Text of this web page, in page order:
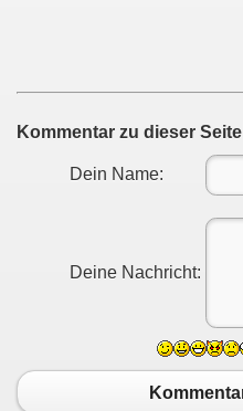
Kommentar zu dieser
Dein Name:
Deine Nachricht: